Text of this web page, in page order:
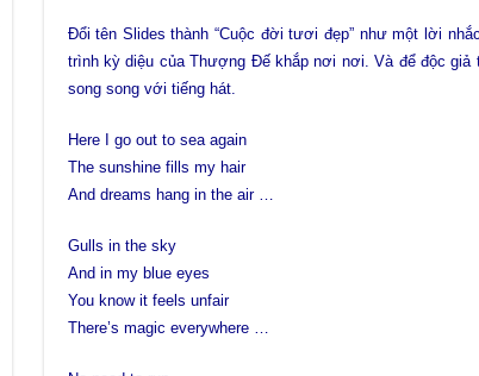
Đổi tên Slides thành “Cuộc đời tươi đẹp” như một lời
trình kỳ diệu của Thượng Đế khắp nơi nơi. Và để độc
song song với tiếng hát.
Here I go out to sea again
The sunshine fills my hair
And dreams hang in the air …
Gulls in the sky
And in my blue eyes
You know it feels unfair
There’s magic everywhere …